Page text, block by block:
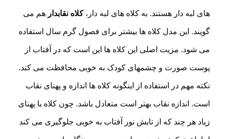
های لبه دار هستند. به کلاه های لبه دار،کلاه نقابدار هم می
گویند. این مدل کلاه ها بیشتر برای فصول گرم سال استفاده
می شود. مزیت اصلی این کلاه ها این است که در آفتاب از
پوست صورت و چشمهای کودک به خوبی محافظت می کند.
نکته مهم در استفاده از اینگونه کلاه ها اندازه و پهنای نقاب
است. اندازه نقاب بهتر است متعادل باشد. چون کلاه با پهنای
زیاد هر چند که از تابش نور آفتاب به خوبی جلوگیری می کند